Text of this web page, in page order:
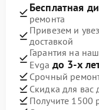
Бесплатная
ремонта
Привезем и
доставкой
Гарантия на
Evga до 3-х
Срочный
Скидка для вас
Получите 1500